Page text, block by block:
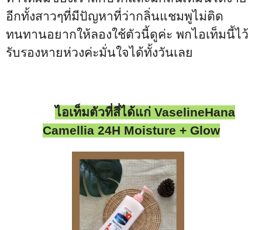
อีกทั้งสาวๆที่มีปัญหาที่ว่ากลิ่นแชมพูไม่ติด
ทนทานอยากให้ลองใช้ตัวนี้ดูค่ะ พกไอเท็มนี้ไว้
รับรองหายห่วงค่ะมั่นใจได้ทั้งวันเลย
ไอเท็มตัวที่สี่ได้แก่ VaselineHana
Camellia 24H Moisture + Glow